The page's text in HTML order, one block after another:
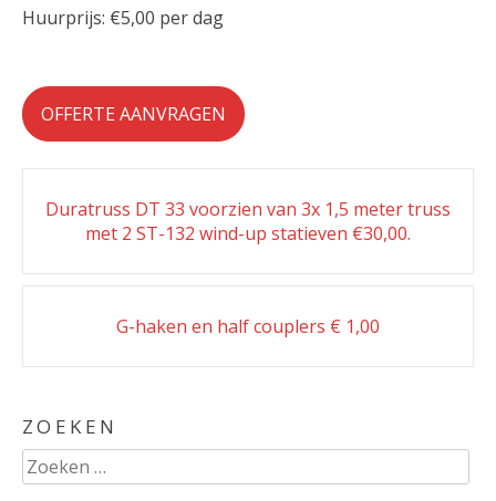
Huurprijs: €5,00 per dag
OFFERTE AANVRAGEN
navigation
Duratruss DT 33 voorzien van 3x 1,5 meter truss
met 2 ST-132 wind-up statieven €30,00.
G-haken en half couplers € 1,00
ZOEKEN
Zoeken
naar: